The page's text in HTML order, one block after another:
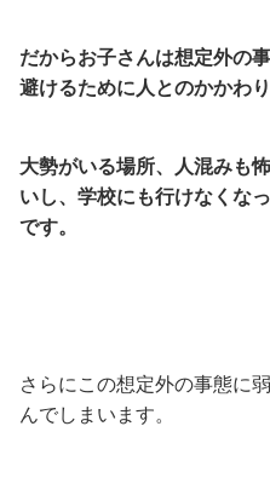
だからお子さんは想定外の
避けるために人とのかかわ
大勢がいる場所、人混みも
いし、学校にも行けなくな
です。
さらにこの想定外の事態に
んでしまいます。